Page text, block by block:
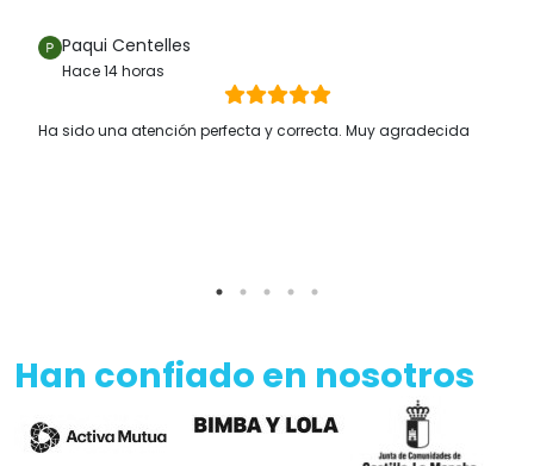
Paqui Centelles
Hace 14 horas
Ha sido una atención perfecta y correcta. Muy agradecida
Han confiado en nosotros